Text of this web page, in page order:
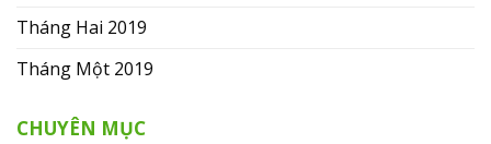
Tháng Hai 2019
Tháng Một 2019
CHUYÊN MỤC